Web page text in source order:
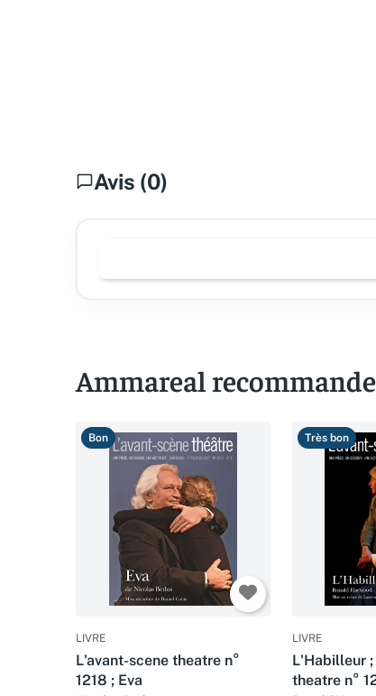
Avis (0)
Ammareal recommande
Bon
LIVRE
L'avant-scene theatre n°
1218 ; Eva
Très bon
LIVRE
L'Habilleur
theatre n°